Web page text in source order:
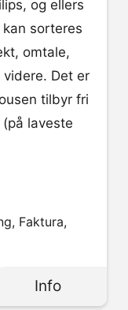
og ellers
sorteres
omtale,
Det er
tilbyr fri
laveste
Info